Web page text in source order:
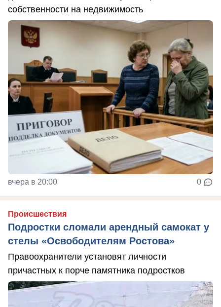
собственности на недвижимость
вчера в 20:00 0
Происшествия
Подростки сломали арендный самокат у
стелы «Освободителям Ростова»
Правоохранители установят личности
причастных к порче памятника подростков